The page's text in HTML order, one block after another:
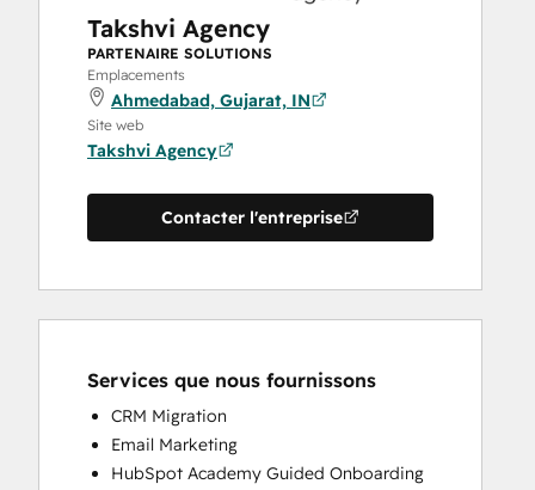
Takshvi Agency
PARTENAIRE SOLUTIONS
Emplacements
Ahmedabad, Gujarat, IN
Site web
Takshvi Agency
Contacter l'entreprise
Services que nous fournissons
CRM Migration
Email Marketing
HubSpot Academy Guided Onboarding